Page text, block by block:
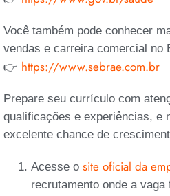
Você também pode conhecer
vendas e carreira comercial no
👉 https://www.sebrae.com.br
Prepare seu currículo com
qualificações e experiências, e
excelente chance de
Acesse o site oficial da
recrutamento onde a vaga